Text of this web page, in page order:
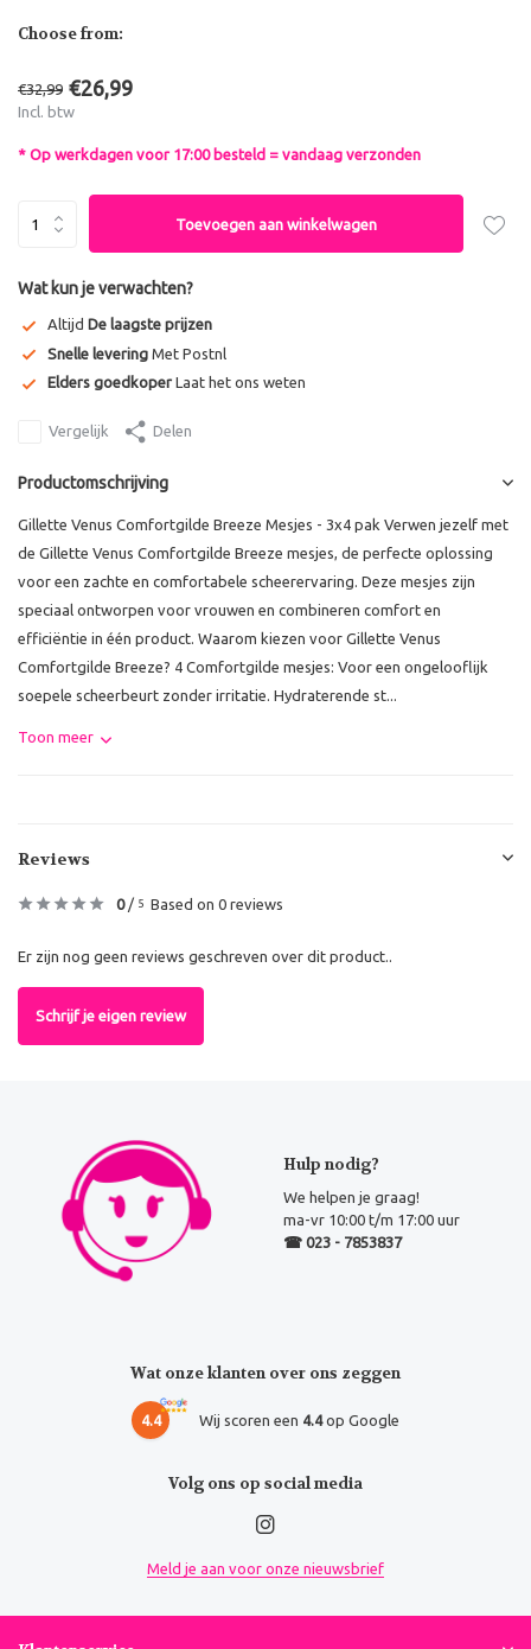
Choose from:
€32,99 €26,99
Incl. btw
* Op werkdagen voor 17:00 besteld = vandaag verzonden
Toevoegen aan winkelwagen
Wat kun je verwachten?
Altijd De laagste prijzen
Snelle levering Met Postnl
Elders goedkoper Laat het ons weten
Vergelijk Delen
Productomschrijving
Gillette Venus Comfortgilde Breeze Mesjes - 3x4 pak Verwen jezelf met
de Gillette Venus Comfortgilde Breeze mesjes, de perfecte oplossing
voor een zachte en comfortabele scheerervaring. Deze mesjes zijn
speciaal ontworpen voor vrouwen en combineren comfort en
efficiëntie in één product. Waarom kiezen voor Gillette Venus
Comfortgilde Breeze? 4 Comfortgilde mesjes: Voor een ongelooflijk
soepele scheerbeurt zonder irritatie. Hydraterende st...
Toon meer
Reviews
0/ 5 Based on 0 reviews
Er zijn nog geen reviews geschreven over dit product..
Schrijf je eigen review
Hulp nodig?
We helpen je graag!
ma-vr 10:00 t/m 17:00 uur
☎ 023 - 7853837
Wat onze klanten over ons zeggen
4.4 Wij scoren een 4.4op Google
Volg ons op social media
Meld je aan voor onze nieuwsbrief